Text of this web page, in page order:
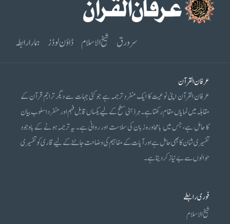
سرورق شیخ الاسلام ڈاؤن لوڈز ہمارا رابطہ
عرفان القرآن
عرفان القرآن اپنی نوعیت کا ایک منفرد ترجمہ ہے جو کئی جہات سے دیگر تراجم قرآن کے
مقابلہ میں نمایاں مقام رکھتا ہے۔ ہر ذہنی سطح کے لیے یکساں قابل فہم اور منفرد اسلوب بیان
کا حامل ہے، جس میں بامحاورہ زبان کی سلاست اور روانی ہے۔ یہ ترجمہ ہونے کے باوجود
تفسیری شان کا بھی حامل ہے اور آیات کے مفاہیم کی وضاحت جاننے کے لیے قاری کو تفسیری
حوالوں سے بے نیاز کر دیتا ہے۔
فوری رابطے
شیخ الاسلام